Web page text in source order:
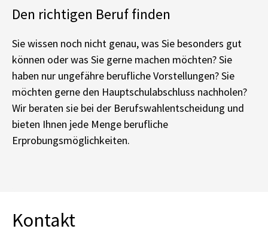
Den richtigen Beruf finden
Sie wissen noch nicht genau, was Sie besonders gut
können oder was Sie gerne machen möchten? Sie
haben nur ungefähre berufliche Vorstellungen? Sie
möchten gerne den Hauptschulabschluss nachholen?
Wir beraten sie bei der Berufswahlentscheidung und
bieten Ihnen jede Menge berufliche
Erprobungsmöglichkeiten.
Kontakt